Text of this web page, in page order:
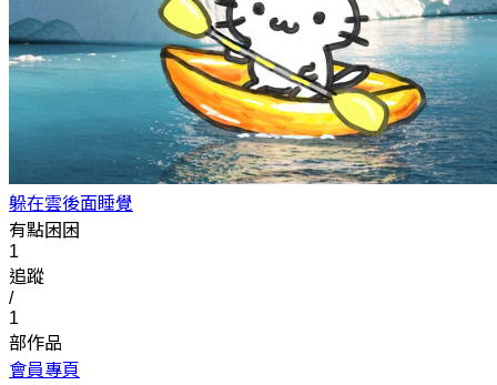
躲在雲後面睡覺
有點困困
1
追蹤
/
1
部作品
會員專頁